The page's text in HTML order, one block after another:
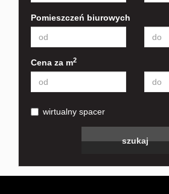
Pomieszczeń biurowych
Cena za m2
wirtualny spacer